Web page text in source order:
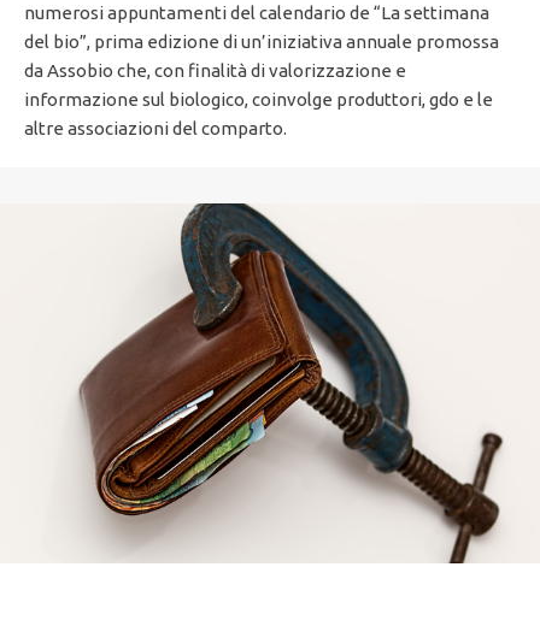
numerosi appuntamenti del calendario de “La settimana
del bio”, prima edizione di un’iniziativa annuale promossa
da Assobio che, con finalità di valorizzazione e
informazione sul biologico, coinvolge produttori, gdo e le
altre associazioni del comparto.